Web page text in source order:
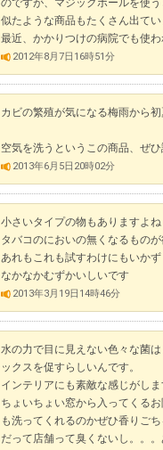
似たような商品もたくさん出て
最近、かかりつけの病院でも使
2012年8月7日16時51分
カビの繁殖が気になる梅雨から
空気を洗うというこの商品、ぜ
2013年6月5日20時02分
小さいタイプの物もありますよね
タバコのにおいの無くなるもの
あれもこれも試すわけにもいかず
なかなかむずかいしいです
2013年3月19日14時46分
水の力で目に見えない色々な菌
ックスを促すらしいんです。
インテリアにも素敵な感じがし
ちょいちょい窓から入ってくる
も洗ってくれるのかぜひ香りご
だって店舗って臭くないし。。